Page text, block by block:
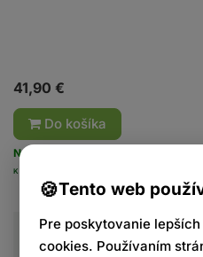
Tento web
Pre poskytovanie
cookies. Používaním
KÓD: 735
41,90 €
Do košíka
Nedostupný